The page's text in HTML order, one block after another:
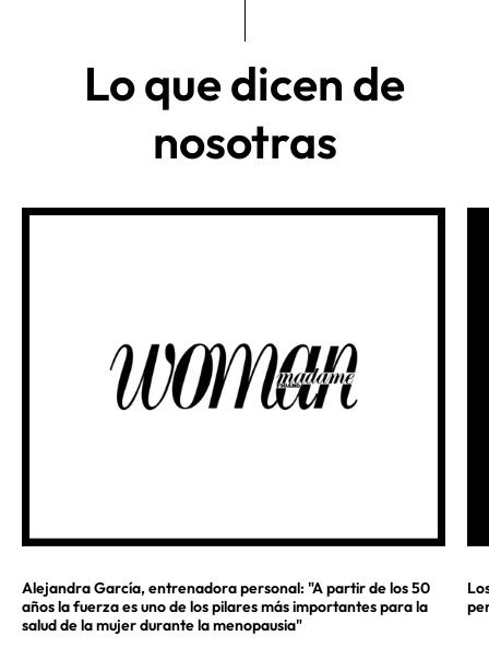
Lo que dicen de
nosotras
Alejandra García, entrenadora personal: "A partir de los 50
años la fuerza es uno de los pilares más importantes para la
salud de la mujer durante la menopausia"